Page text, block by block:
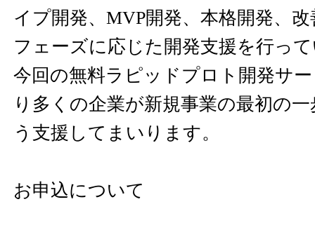
イプ開発、MVP開発、本格開発、
フェーズに応じた開発支援を行っ
今回の無料ラピッドプロト開発サ
り多くの企業が新規事業の最初の
う支援してまいります。
お申込について